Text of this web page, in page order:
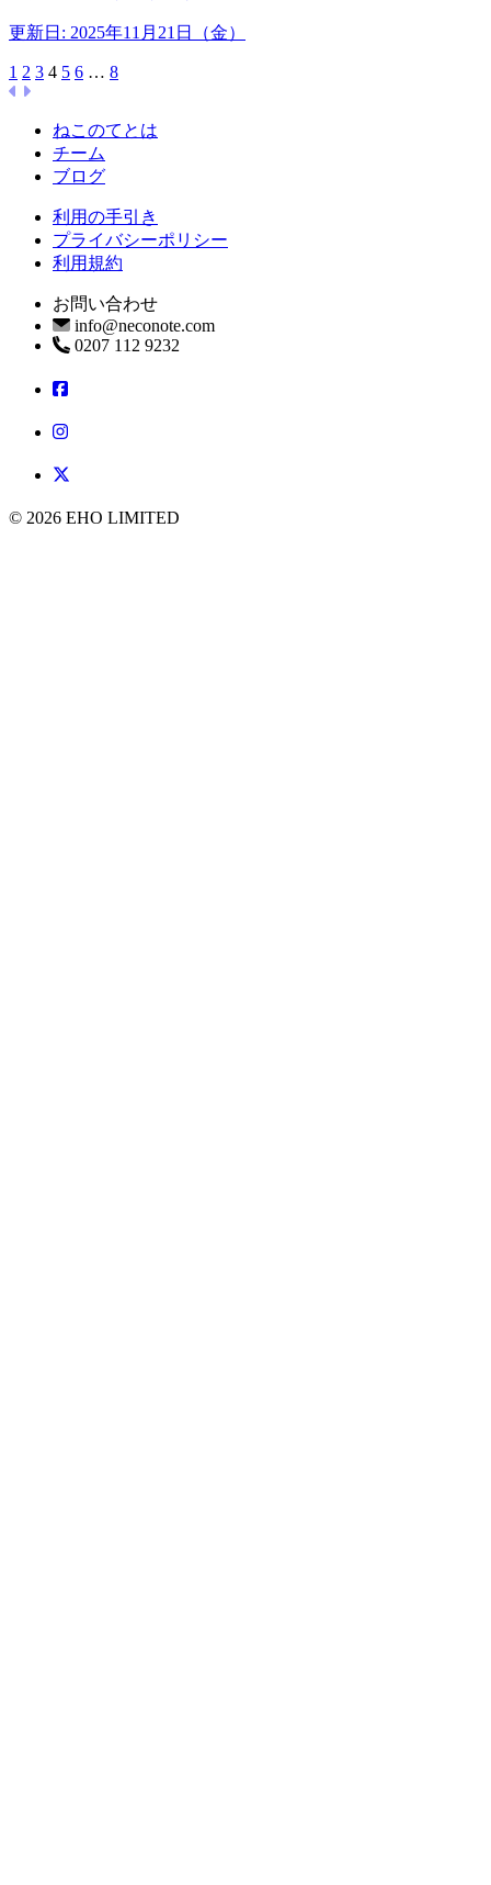
更新日: 2025年11月21日（金）
1 2 3 4 5 6 … 8
ねこのてとは
チーム
ブログ
利用の手引き
プライバシーポリシー
利用規約
お問い合わせ
info@neconote.com
0207 112 9232
© 2026 EHO LIMITED